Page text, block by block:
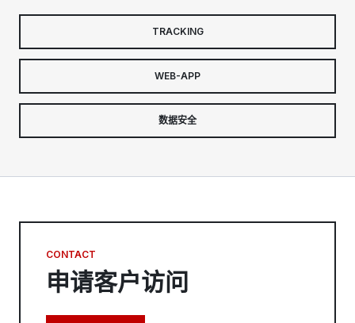
TRACKING
WEB-APP
数据安全
CONTACT
申请客户访问